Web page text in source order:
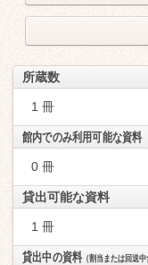
所蔵数
1 冊
館内でのみ利用可能な資料
0 冊
貸出可能な資料
1 冊
貸出中の資料（割当または回送中